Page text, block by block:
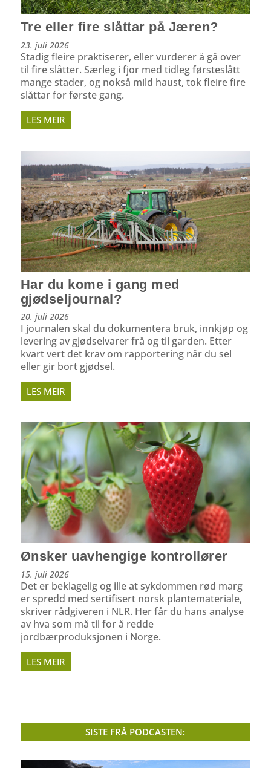
Tre eller fire slåttar på Jæren?
23. juli 2026
Stadig fleire praktiserer, eller vurderer å gå over
til fire slåtter. Særleg i fjor med tidleg førsteslått
mange stader, og nokså mild haust, tok fleire fire
slåttar for første gang.
LES MEIR
Har du kome i gang med
gjødseljournal?
20. juli 2026
I journalen skal du dokumentera bruk, innkjøp og
levering av gjødselvarer frå og til garden. Etter
kvart vert det krav om rapportering når du sel
eller gir bort gjødsel.
LES MEIR
Ønsker uavhengige kontrollører
15. juli 2026
Det er beklagelig og ille at sykdommen rød marg
er spredd med sertifisert norsk plantemateriale,
skriver rådgiveren i NLR. Her får du hans analyse
av hva som må til for å redde
jordbærproduksjonen i Norge.
LES MEIR
SISTE FRÅ PODCASTEN: